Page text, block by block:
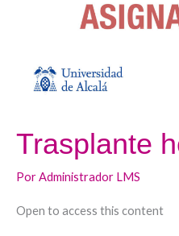
Trasplante
PorAdministrador LMS
Open to access this content